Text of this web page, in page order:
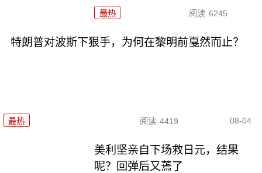
最热 阅读 6245
特朗普对波斯下狠手，为何在黎明前戛然而止？
最热 阅读 4419 08-04
美利坚亲自下场救日元，结果
呢？回弹后又蔫了